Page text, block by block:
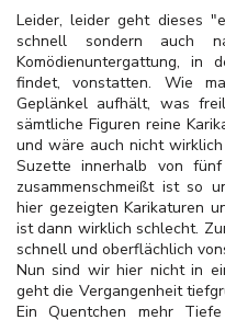
Leider, leider geht dieses
schnell sondern auch
Komödienuntergattung, in
findet, vonstatten. Wie
Geplänkel aufhält, was
sämtliche Figuren reine
und wäre auch nicht
Suzette innerhalb von
zusammenschmeißt ist so
hier gezeigten Karikaturen
ist dann wirklich schlecht.
schnell und oberflächlich
Nun sind wir hier nicht in
geht die Vergangenheit
Ein Quentchen mehr